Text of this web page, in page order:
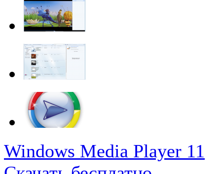
Windows Media Player 11